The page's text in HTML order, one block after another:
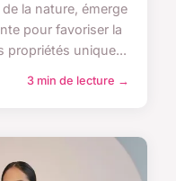
la nature, émerge
pour favoriser la
propriétés unique...
3 min de lecture →